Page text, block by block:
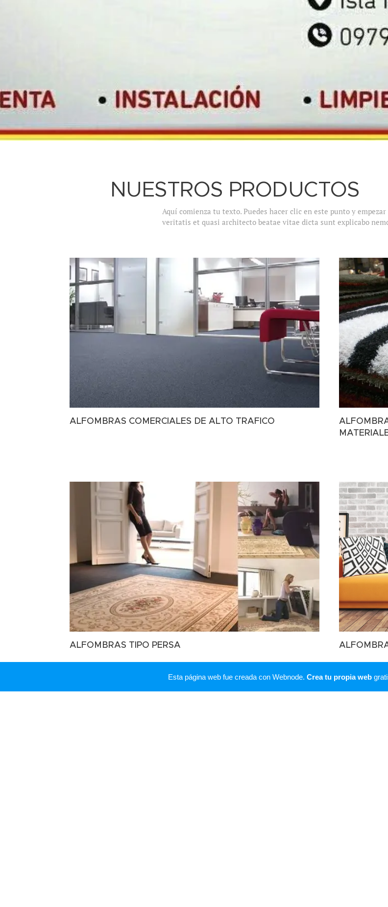
NUESTROS PRODUCTOS
Aquí comienza tu texto. Puedes hacer clic en este punto y
veritatis et quasi architecto beatae vitae dicta sunt explicabo
ALFOMBRAS COMERCIALES DE ALTO TRAFICO
ALFOMBRAS TIPO PERSA
Esta página web fue creada con Webnode. Crea tu propia web